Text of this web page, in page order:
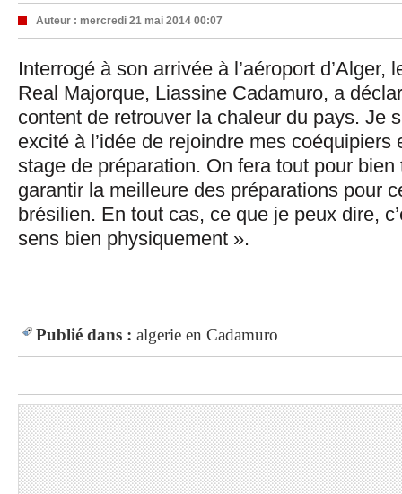
Auteur : mercredi 21 mai 2014 00:07
Interrogé à son arrivée à l’aéroport d’Alger,
Real Majorque, Liassine Cadamuro, a
content de retrouver la chaleur du pays. Je
excité à l’idée de rejoindre mes coéquipiers
stage de préparation. On fera tout pour bien
garantir la meilleure des préparations pour
brésilien. En tout cas, ce que je peux dire,
sens bien physiquement ».
Publié dans : algerie en Cadamuro